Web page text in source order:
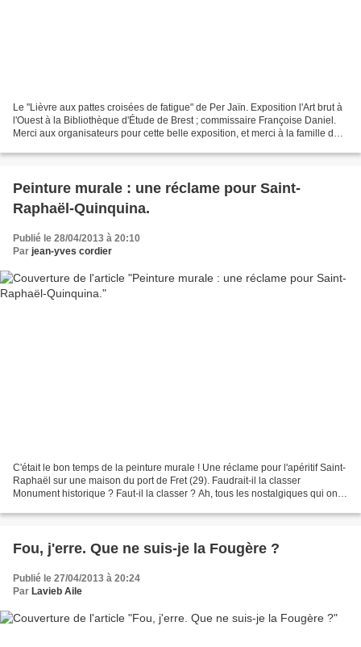
Le "Lièvre aux pattes croisées de fatigue" de Per Jaïn. Exposition l'Art brut à
l'Ouest à la Bibliothèque d'Étude de Brest ; commissaire Françoise Daniel.
Merci aux organisateurs pour cette belle exposition, et merci à la famille de
Peinture murale : une réclame pour Saint-
Raphaël-Quinquina.
Publié le 28/04/2013 à 20:10
Par jean-yves cordier
C'était le bon temps de la peinture murale ! Une réclame pour l'apéritif Saint-
Raphaël sur une maison du port de Fret (29). Faudrait-il la classer
Monument historique ? Faut-il la classer ? Ah, tous les nostalgiques qui ont
Fou, j'erre. Que ne suis-je la Fougère ?
Publié le 27/04/2013 à 20:24
Par Lavieb Aile